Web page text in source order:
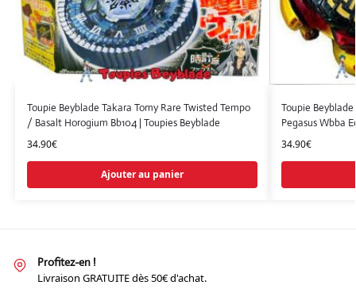
Toupie Beyblade Takara Tomy Rare Twisted Tempo
/ Basalt Horogium Bb104 | Toupies Beyblade
34.90€
Ajouter au panier
Toupie
Pegasus Wbba
34.90€
Profitez-en !
Livraison GRATUITE dès 50€ d'achat.